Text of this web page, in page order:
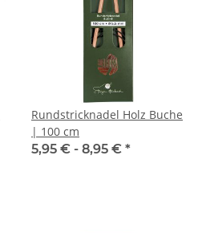
Rundstricknadel Holz Buche
| 100 cm
5,95 € - 8,95 € *